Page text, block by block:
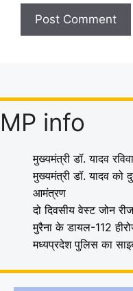
MP info
मुख्यमंत्री डॉ. यादव
मुख्यमंत्री डॉ. यादव को
आमंत्रण
दो दिवसीय वेस्ट जोन
मुरैना के डायल-112
मध्यप्रदेश पुलिस का